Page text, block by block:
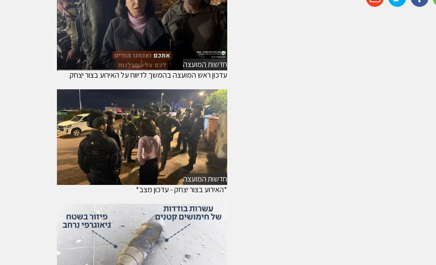
חדשות המועצה
עדכון ראש המועצה בהמשך לדיווח על האירוע בצור יצחק
חדשות המועצה
*האירוע בצור יצחק - עדכון מצב*